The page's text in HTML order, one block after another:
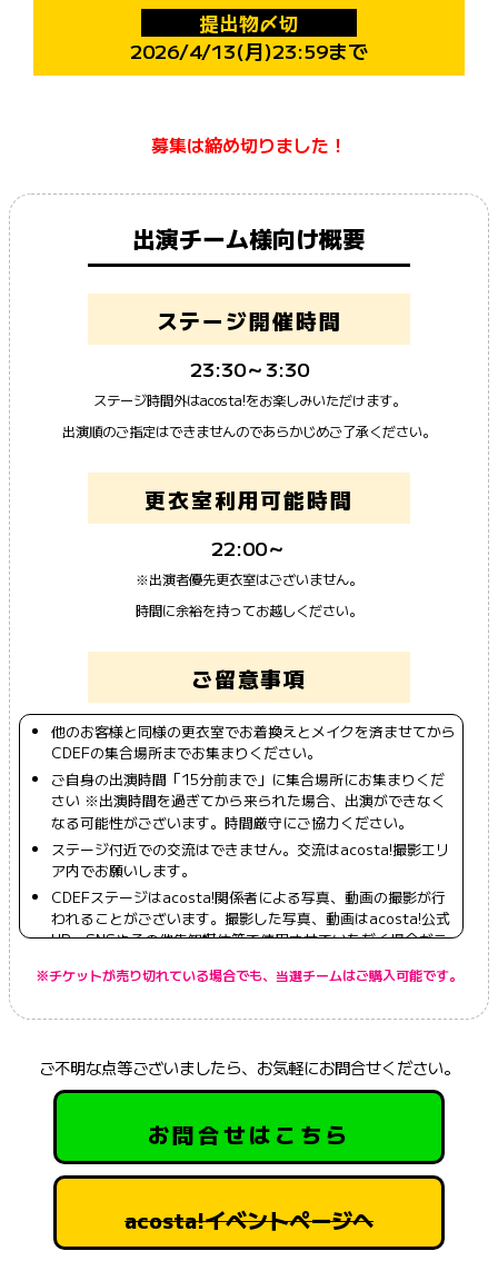
提出物〆切
2026/4/13(月)23:59まで
募集は締め切りました！
出演チーム様向け概要
ステージ開催時間
23:30～3:30
ステージ時間外はacosta!をお楽しみいただけます。
出演順のご指定はできませんのであらかじめご了承ください。
更衣室利用可能時間
22:00～
※出演者優先更衣室はございません。
時間に余裕を持ってお越しください。
ご留意事項
他のお客様と同様の更衣室でお着換えとメイクを済ませてから
CDEFの集合場所までお集まりください。
ご自身の出演時間「15分前まで」に集合場所にお集まりくだ
さい ※出演時間を過ぎてから来られた場合、出演ができなく
なる可能性がございます。時間厳守にご協力ください。
ステージ付近での交流はできません。交流はacosta!撮影エリ
ア内でお願いします。
CDEFステージはacosta!関係者による写真、動画の撮影が行
われることがございます。撮影した写真、動画はacosta!公式
HP、SNSやその他告知媒体等で使用させていただく場合がご
階段を使ったパフォーマンスは禁止。
楽器は実際に演奏するのは禁止、小道具ならOK
にバミリはできません。
パフォーマンス最中に上着を脱ぐ演出は可能です。投げる行為
単に隠すようにしてください。
再生のタイミングや音量の調整は、統一したものになります。
細かい指摘にはお答えできません。
使用する音源の許諾はご自身でご確認をお願いいたします。
特別な事情がない場合、出演順を変更することは不可となりま
す。
※チケットが売り切れている場合でも、当選チームはご購入可能です。
ご不明な点等ございましたら、お気軽にお問合せください。
お問合せはこちら
acosta!イベントページへ